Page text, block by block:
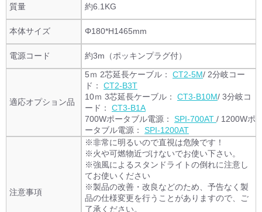
質量 約6.1KG
本体サイズ Φ180*H1465mm
電源コード 約3m（ポッキンプラグ付）
適応オプション品
5ｍ 2芯延長ケーブル： CT2-5M/ 2分岐コー
ド： CT2-B3T
10ｍ 3芯延長ケーブル： CT3-B10M/ 3分岐コ
ード： CT3-B1A
700Wポータブル電源： SPI-700AT / 1200Wポ
ータブル電源： SPI-1200AT
注意事項
※非常に明るいので直視は危険です！
※火や可燃物近づけないでお使い下さい。
※強風によるスタンドライトの倒れに注意し
てお使いください
※製品の改善・改良などのため、予告なく製
品の仕様変更を行うことがありますので、ご
了承ください。